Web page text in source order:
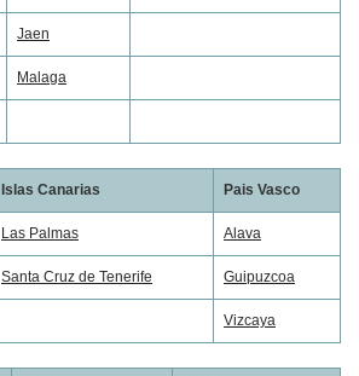
Jaen
Malaga
Islas Canarias Pais Vasco
Las Palmas Alava
Santa Cruz de Tenerife Guipuzcoa
Vizcaya